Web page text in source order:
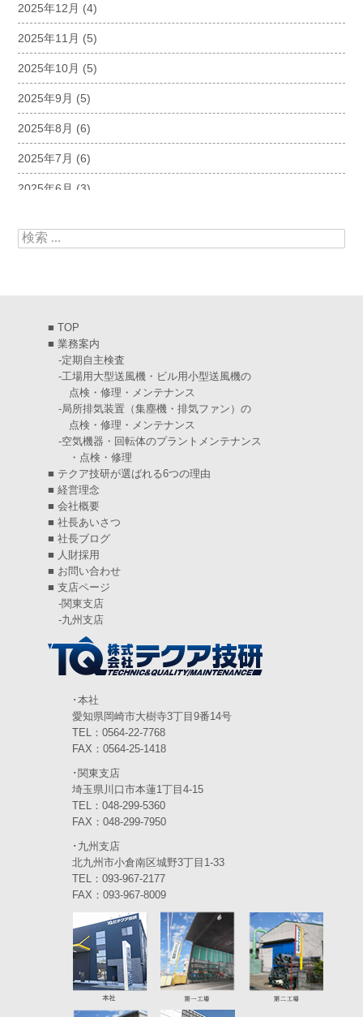
2025年12月 (4)
2025年11月 (5)
2025年10月 (5)
2025年9月 (5)
2025年8月 (6)
2025年7月 (6)
2025年6月 (3)
2025年4月(5)
2025年1月(7)
2024年12月(4)
2024年11月(6)
2024年10月(5)
2024年9月(4)
2024年8月(5)
2024年7月(6)
2024年6月 (4)
2024年5月(5)
2024年4月(5)
(6)
2024年2月(4)
(6)
2023年12月(3)
2023年10月(3)
2023年9月(4)
(3)
2023年7月(5)
(5)
(5)
検索:
■ TOP
■ 業務案内
-定期自主検査
-工場用大型送風機・ビル用小型送風機の
点検・修理・メンテナンス
-局所排気装置（集塵機・排気ファン）の
点検・修理・メンテナンス
-空気機器・回転体のプラントメンテナンス
・点検・修理
■ テクア技研が選ばれる6つの理由
■ 経営理念
■ 会社概要
■ 社長あいさつ
■ 社長ブログ
■ 人財採用
■ お問い合わせ
■ 支店ページ
-関東支店
-九州支店
･本社
愛知県岡崎市大樹寺3丁目9番14号
TEL：0564-22-7768
FAX：0564-25-1418
･関東支店
埼玉県川口市本蓮1丁目4-15
TEL：048-299-5360
FAX：048-299-7950
･九州支店
北九州市小倉南区城野3丁目1-33
TEL：093-967-2177
FAX：093-967-8009